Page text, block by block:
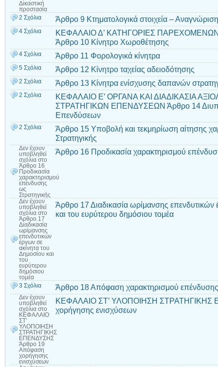
Δικαστική
προστασία
2 Σχόλια Άρθρο 9 Κτηματολογικά στοιχεία –
4 Σχόλια
ΚΕΦΑΛΑΙΟ Δ’ ΚΑΤΗΓΟΡΙΕΣ
Άρθρο 10 Κίνητρο Χωροθέτησης
4 Σχόλια Άρθρο 11 Φορολογικά κίνητρα
5 Σχόλια Άρθρο 12 Κίνητρο ταχείας αδειοδότησης
2 Σχόλια Άρθρο 13 Κίνητρα ενίσχυσης δαπανών
2 Σχόλια
ΚΕΦΑΛΑΙΟ Ε’ ΟΡΓΑΝΑ ΚΑΙ ΔΙΑΔΙΚΑΣΙΑ
ΣΤΡΑΤΗΓΙΚΩΝ ΕΠΕΝΔΥΣΕΩΝ Άρθρο 14
Επενδύσεων
2 Σχόλια
Άρθρο 15 Υποβολή και τεκμηρίωση αίτησης
Στρατηγικής
Δεν έχουν
υποβληθεί
σχόλια στο
Άρθρο 16
Προδικασία
χαρακτηρισμού
επένδυσης
ως
Στρατηγικής
Άρθρο 16 Προδικασία χαρακτηρισμού
Δεν έχουν
υποβληθεί
σχόλια στο
Άρθρο 17
Διαδικασία
ωρίμανσης
επενδυτικών
έργων σε
ακίνητα του
Δημοσίου και
του
ευρύτερου
δημόσιου
τομέα
Άρθρο 17 Διαδικασία ωρίμανσης επενδυτικών
και του ευρύτερου δημόσιου τομέα
3 Σχόλια Άρθρο 18 Απόφαση χαρακτηρισμού
Δεν έχουν
υποβληθεί
σχόλια στο
ΚΕΦΑΛΑΙΟ
ΣΤ’
ΥΛΟΠΟΙΗΣΗ
ΣΤΡΑΤΗΓΙΚΗΣ
ΕΠΕΝΔΥΣΗΣ
Άρθρο 19
Απόφαση
χορήγησης
ενισχύσεων
ΚΕΦΑΛΑΙΟ ΣΤ’ ΥΛΟΠΟΙΗΣΗ ΣΤΡΑΤΗΓΙΚΗΣ
χορήγησης ενισχύσεων